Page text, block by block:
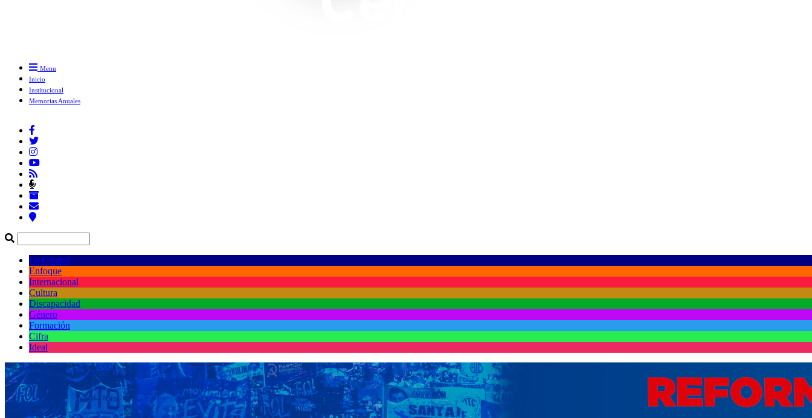
Menu
Inicio
Institucional
Memorias Anuales
La Central
Enfoque
Internacional
Cultura
Discapacidad
Género
Formación
Cifra
Ideal